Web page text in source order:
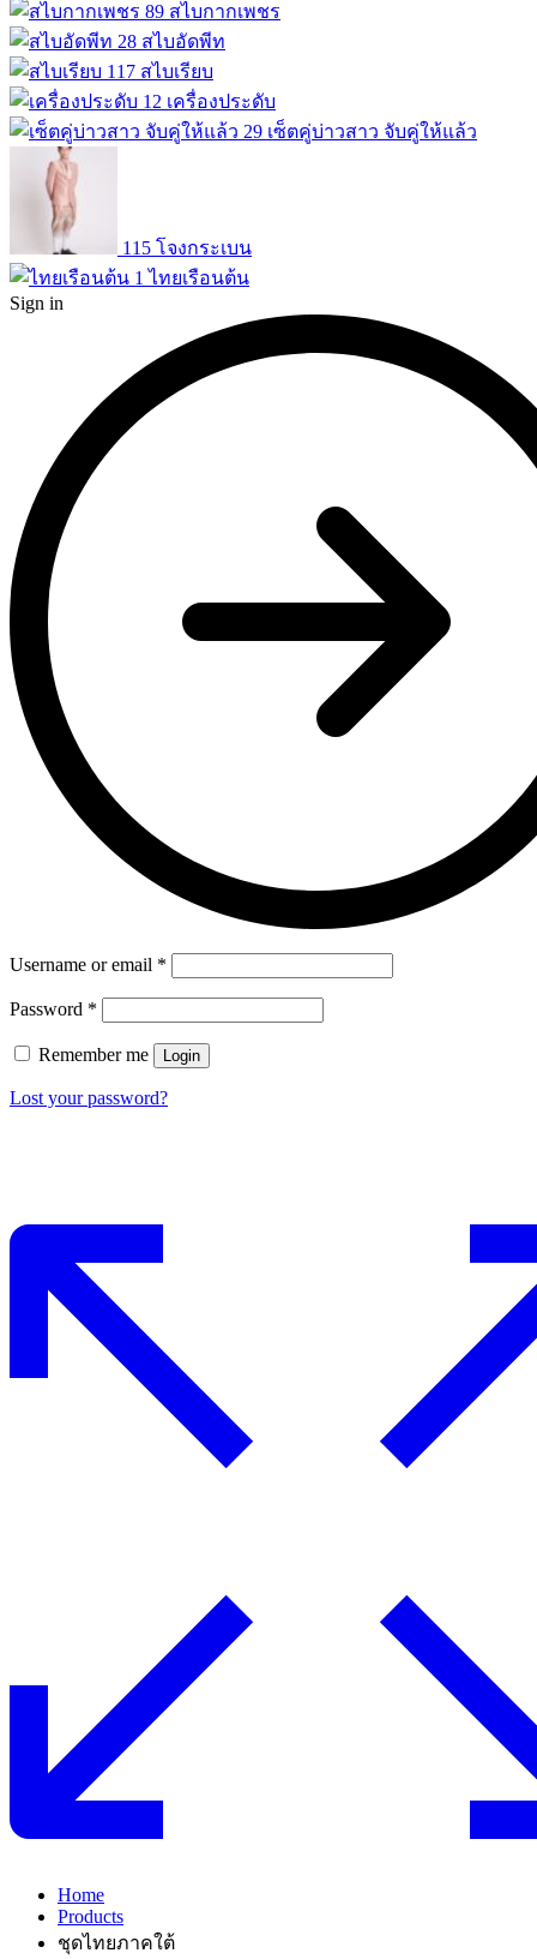
89 สไบกากเพชร
28 สไบอัดพีท
117 สไบเรียบ
12 เครื่องประดับ
29 เซ็ตคู่บ่าวสาว จับคู่ให้แล้ว
115 โจงกระเบน
1 ไทยเรือนต้น
Sign in
Username or email *
Password *
Remember me Login
Lost your password?
Home
Products
ชุดไทยภาคใต้